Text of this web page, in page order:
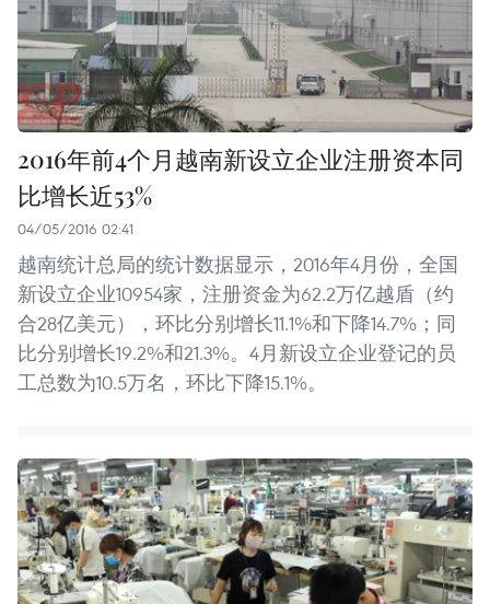
2016年前4个月越南新设立企业注册资本同
比增长近53%
04/05/2016 02:41
越南统计总局的统计数据显示，2016年4月份，全国
新设立企业10954家，注册资金为62.2万亿越盾（约
合28亿美元），环比分别增长11.1%和下降14.7%；同
比分别增长19.2%和21.3%。4月新设立企业登记的员
工总数为10.5万名，环比下降15.1%。